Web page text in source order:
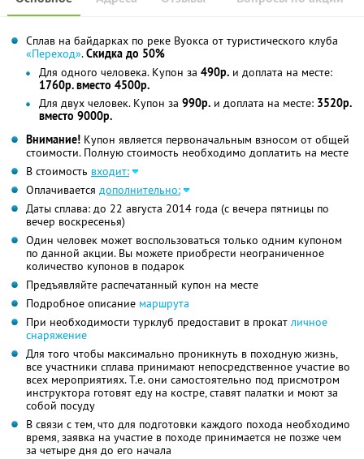
Сплав на байдарках по реке Вуокса от туристического клуба
«Переход».Скидка до 50%
Для одного человека. Купон за 490р. и доплата на месте:
1760р. вместо 4500р.
Для двух человек. Купон за 990р. и доплата на месте: 3520р.
вместо 9000р.
Внимание! Купон является первоначальным взносом от общей
стоимости. Полную стоимость необходимо доплатить на месте
В стоимость входит:
Оплачивается дополнительно:
Даты сплава: до 22 августа 2014 года (с вечера пятницы по
вечер воскресенья)
Один человек может воспользоваться только одним купоном
по данной акции. Вы можете приобрести неограниченное
количество купонов в подарок
Предъявляйте распечатанный купон на месте
Подробное описание маршрута
При необходимости турклуб предоставит в прокат личное
снаряжение
Для того чтобы максимально проникнуть в походную жизнь,
все участники сплава принимают непосредственное участие во
всех мероприятиях. Т.е. они самостоятельно под присмотром
инструктора готовят еду на костре, ставят палатки и моют за
собой посуду
В связи с тем, что для подготовки каждого похода необходимо
время, заявка на участие в походе принимается не позже чем
за четыре дня до его начала